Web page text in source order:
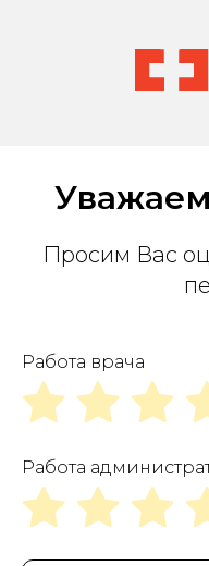
Просим Вас
Работа врача
Работа